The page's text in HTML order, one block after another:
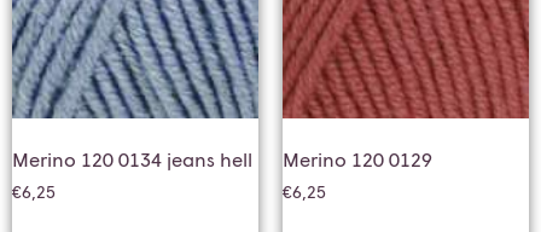
Merino 120 0134 jeans hell
€6,25
Merino 120 0129
€6,25